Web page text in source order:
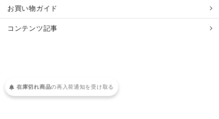
お買い物ガイド
コンテンツ記事
在庫切れ商品の再入荷通知を受け取る